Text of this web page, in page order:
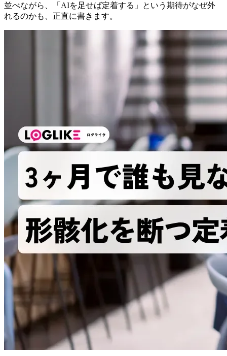
並べながら、「AIを足せば定着する」という期待がなぜ外
れるのかも、正直に書きます。